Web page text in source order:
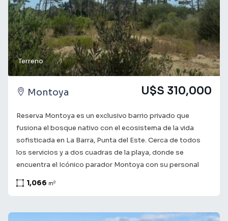
Terreno
Montoya U$S 310,000
Reserva Montoya es un exclusivo barrio privado que
fusiona el bosque nativo con el ecosistema de la vida
sofisticada en La Barra, Punta del Este. Cerca de todos
los servicios y a dos cuadras de la playa, donde se
encuentra el Icónico parador Montoya con su personal
preferenciales que incluyen el servicio de playa. El lote
master plan está diseñado en forma de anfiteatro natural
1,066 m2